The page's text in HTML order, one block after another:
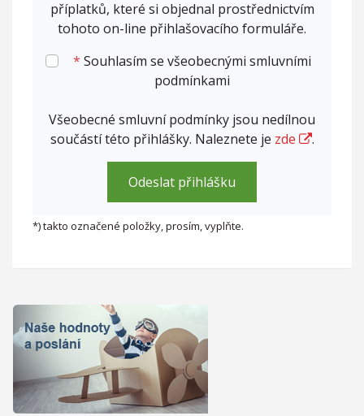
příplatků, které si objednal prostřednictvím
tohoto on-line přihlašovacího formuláře.
* Souhlasím se všeobecnými smluvními
podmínkami
Všeobecné smluvní podmínky jsou nedílnou
součástí této přihlášky. Naleznete je zde .
*) takto označené položky, prosím, vyplňte.